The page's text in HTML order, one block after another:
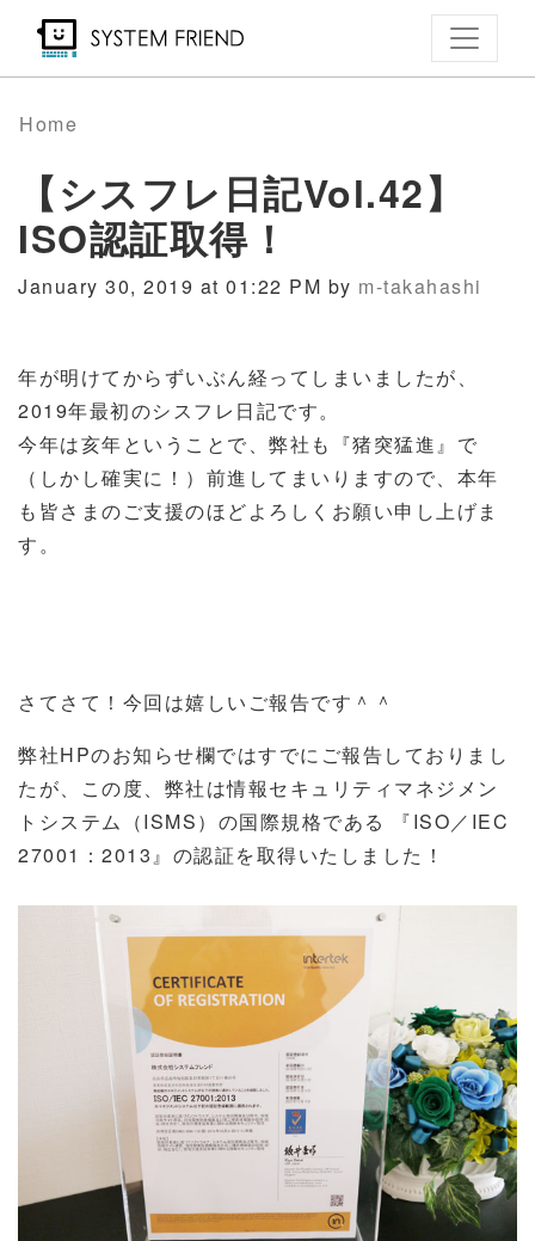
Skip
main
content
Home
【シスフレ日記Vol.42】
ISO認証取得！
January 30, 2019 at 01:22 PM by m-takahashi
年が明けてからずいぶん経ってしまいましたが、
2019年最初のシスフレ日記です。
今年は亥年ということで、弊社も『猪突猛進』で
（しかし確実に！）前進してまいりますので、本年
も皆さまのご支援のほどよろしくお願い申し上げま
す。
さてさて！今回は嬉しいご報告です＾＾
弊社HPのお知らせ欄ではすでにご報告しておりまし
たが、この度、弊社は情報セキュリティマネジメン
トシステム（ISMS）の国際規格である 『ISO／ IEC
27001 ： 2013』の認証を取得いたしました！